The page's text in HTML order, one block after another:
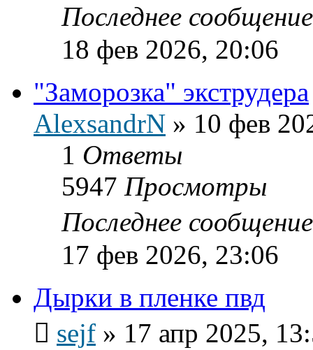
Последнее
18 фев 2026, 20:06
"Заморозка" экструдера
AlexsandrN » 10 фев
1 Ответы
5947 Просмотры
Последнее
17 фев 2026, 23:06
Дырки в пленке пвд
sejf » 17 апр 2025,